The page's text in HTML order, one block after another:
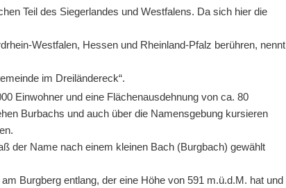
Teil des Siegerlandes und Westfalens. Da sich hier die
Westfalen, Hessen und Rheinland-Pfalz berühren, nennt
im Dreiländereck“.
Einwohner und eine Flächenausdehnung von ca. 80
Burbachs und auch über die Namensgebung kursieren
der Name nach einem kleinen Bach (Burgbach) gewählt
Burgberg entlang, der eine Höhe von 591 m.ü.d.M. hat und